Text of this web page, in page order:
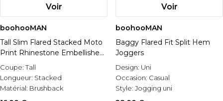
Voir
boohooMAN
Tall Slim Flared Stacked Moto
Print Rhinestone Embellished
Joggers
Coupe:Tall
Longueur: Stacked
Matérial: Brushback
Voir
boohooMAN
Baggy Flared Fit Split Hem
Joggers
Design: Uni
Occasion: Casual
Style: Jogging uni